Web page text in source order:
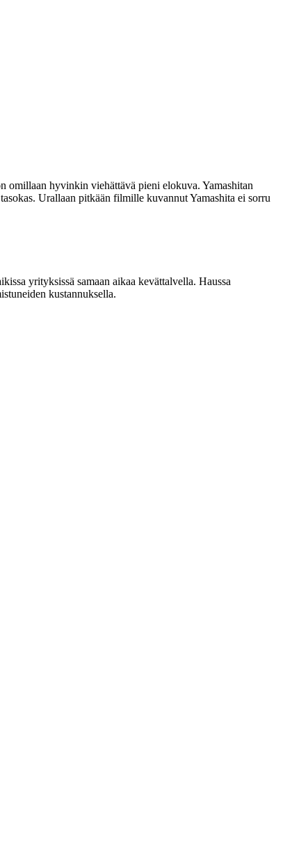
omillaan hyvinkin viehättävä pieni elokuva. Yamashitan
Urallaan pitkään filmille kuvannut Yamashita ei sorru
yrityksissä samaan aikaa kevättalvella. Haussa
kustannuksella.